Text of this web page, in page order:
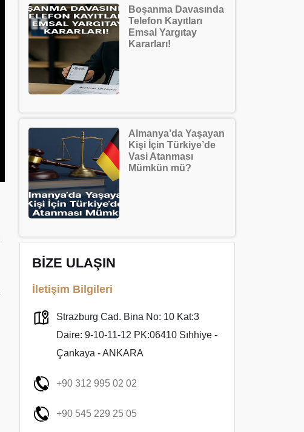
Boşanma Davasında
Telefon Kayıtları
Emsal Yargıtay
Kararları!
Almanya’da Yaşayan
Kişi İçin Türkiye’de
Vasi Atanması
Mümkün mü?
BİZE ULAŞIN
İletişim Bilgileri
Strazburg Cad. Bina No: 10 Kat:3
Daire: 9-10-11-12 PK:06410 Sıhhiye -
Çankaya - ANKARA
+90 312 995 02 02
+90 545 229 25 05